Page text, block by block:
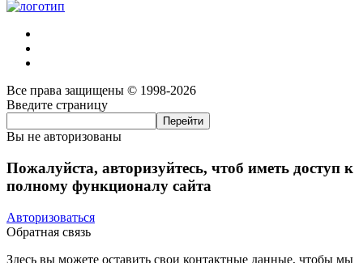
Все права защищены © 1998-2026
Введите страницу
Вы не авторизованы
Пожалуйста, авторизуйтесь, чтоб иметь доступ к
полному функционалу сайта
Авторизоваться
Обратная связь
Здесь вы можете оставить свои контактные данные, чтобы мы